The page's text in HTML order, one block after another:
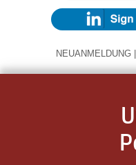
NEUANMELDUNG |